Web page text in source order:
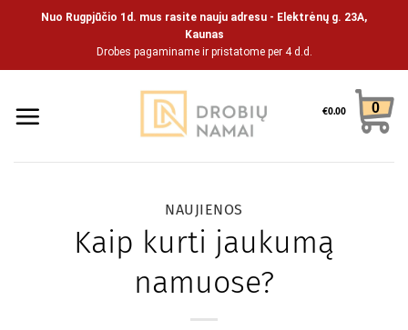
Nuo Rugpjūčio 1d. mus rasite nauju adresu - Elektrėnų g. 23A,
Kaunas
Drobes pagaminame ir pristatome per 4 d.d.
€0.00 0
NAUJIENOS
Kaip kurti jaukumą
namuose?